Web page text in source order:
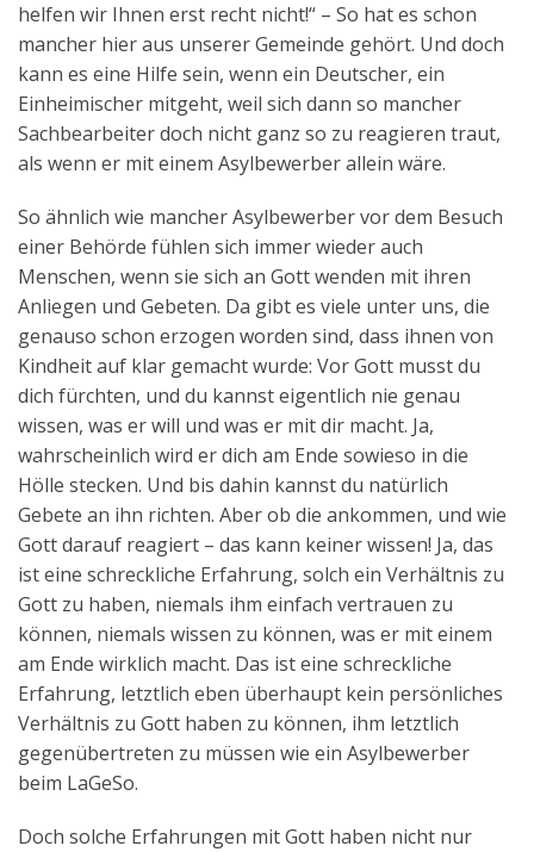
helfen wir Ihnen erst recht nicht!“ – So hat es schon
mancher hier aus unserer Gemeinde gehört. Und doch
kann es eine Hilfe sein, wenn ein Deutscher, ein
Einheimischer mitgeht, weil sich dann so mancher
Sachbearbeiter doch nicht ganz so zu reagieren traut,
als wenn er mit einem Asylbewerber allein wäre.
So ähnlich wie mancher Asylbewerber vor dem Besuch
einer Behörde fühlen sich immer wieder auch
Menschen, wenn sie sich an Gott wenden mit ihren
Anliegen und Gebeten. Da gibt es viele unter uns, die
genauso schon erzogen worden sind, dass ihnen von
Kindheit auf klar gemacht wurde: Vor Gott musst du
dich fürchten, und du kannst eigentlich nie genau
wissen, was er will und was er mit dir macht. Ja,
wahrscheinlich wird er dich am Ende sowieso in die
Hölle stecken. Und bis dahin kannst du natürlich
Gebete an ihn richten. Aber ob die ankommen, und wie
Gott darauf reagiert – das kann keiner wissen! Ja, das
ist eine schreckliche Erfahrung, solch ein Verhältnis zu
Gott zu haben, niemals ihm einfach vertrauen zu
können, niemals wissen zu können, was er mit einem
am Ende wirklich macht. Das ist eine schreckliche
Erfahrung, letztlich eben überhaupt kein persönliches
Verhältnis zu Gott haben zu können, ihm letztlich
gegenübertreten zu müssen wie ein Asylbewerber
beim LaGeSo.
Doch solche Erfahrungen mit Gott haben nicht nur